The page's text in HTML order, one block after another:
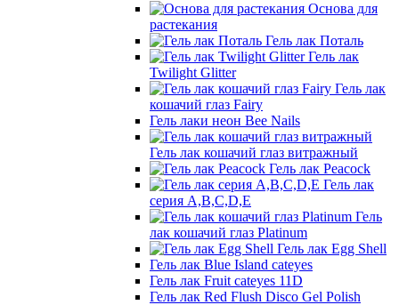
Основа для
растекания
Гель лак Поталь
Гель лак
Twilight Glitter
Гель лак
кошачий глаз Fairy
Гель лаки неон Bee Nails
Гель лак кошачий глаз витражный
Гель лак Peacock
Гель лак
серия A,B,C,D,E
Гель
лак кошачий глаз Platinum
Гель лак Egg Shell
Гель лак Blue Island cateyes
Гель лак Fruit cateyes 11D
Гель лак Red Flush Disco Gel Polish